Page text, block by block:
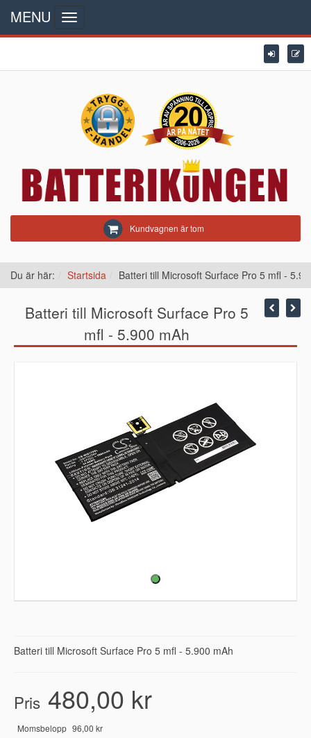
Kundvagnen är tom
MENU
Toggle
navigation
Du är här: Startsida Batteri till Microsoft Surface Pro 5 mfl -
Batteri till Microsoft Surface Pro 5
mfl - 5.900 mAh
Batteri till Microsoft Surface Pro 5 mfl - 5.900 mAh
Pris 480,00 kr
Momsbelopp 96,00 kr